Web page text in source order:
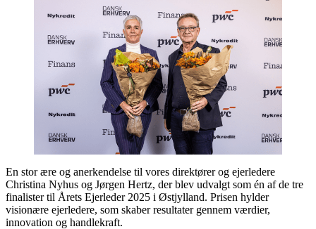
En stor ære og anerkendelse til vores direktører og ejerledere
Christina Nyhus og Jørgen Hertz, der blev udvalgt som én af de tre
finalister til Årets Ejerleder 2025 i Østjylland. Prisen hylder
visionære ejerledere, som skaber resultater gennem værdier,
innovation og handlekraft.